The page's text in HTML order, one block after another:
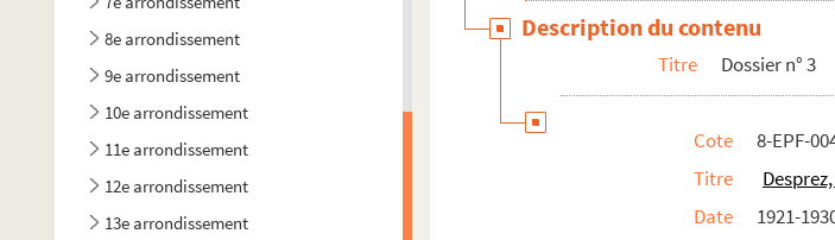
8e arrondissement
9e arrondissement
10e arrondissement
11e arrondissement
12e arrondissement
13e arrondissement
Description du contenu
Titre Dossier n° 3
Cote
8-EPF-
Titre
Date
1921-